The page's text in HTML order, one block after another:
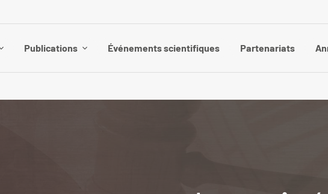
Publications Événements scientifiques Partenariats